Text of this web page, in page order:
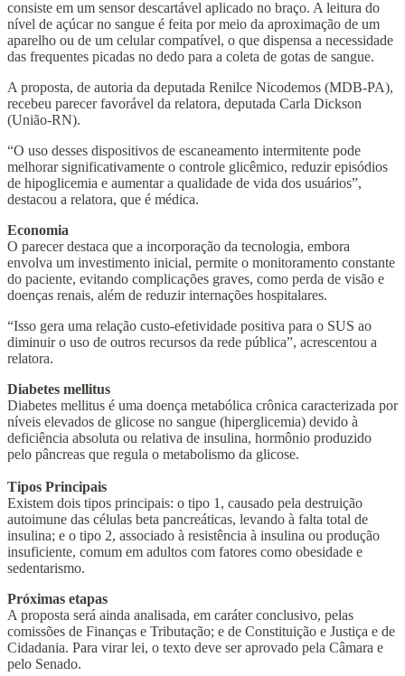
consiste em um sensor descartável aplicado no braço. A leitura do
nível de açúcar no sangue é feita por meio da aproximação de um
aparelho ou de um celular compatível, o que dispensa a necessidade
das frequentes picadas no dedo para a coleta de gotas de sangue.
A proposta, de autoria da deputada Renilce Nicodemos (MDB-PA),
recebeu parecer favorável da relatora, deputada Carla Dickson
(União-RN).
“O uso desses dispositivos de escaneamento intermitente pode
melhorar significativamente o controle glicêmico, reduzir episódios
de hipoglicemia e aumentar a qualidade de vida dos usuários”,
destacou a relatora, que é médica.
Economia
O parecer destaca que a incorporação da tecnologia, embora
envolva um investimento inicial, permite o monitoramento constante
do paciente, evitando complicações graves, como perda de visão e
doenças renais, além de reduzir internações hospitalares.
“Isso gera uma relação custo-efetividade positiva para o SUS ao
diminuir o uso de outros recursos da rede pública”, acrescentou a
relatora.
Diabetes mellitus
Diabetes mellitus é uma doença metabólica crônica caracterizada por
níveis elevados de glicose no sangue (hiperglicemia) devido à
deficiência absoluta ou relativa de insulina, hormônio produzido
pelo pâncreas que regula o metabolismo da glicose.
Tipos Principais
Existem dois tipos principais: o tipo 1, causado pela destruição
autoimune das células beta pancreáticas, levando à falta total de
insulina; e o tipo 2, associado à resistência à insulina ou produção
insuficiente, comum em adultos com fatores como obesidade e
sedentarismo.
Próximas etapas
A proposta será ainda analisada, em caráter conclusivo, pelas
comissões de Finanças e Tributação; e de Constituição e Justiça e de
Cidadania. Para virar lei, o texto deve ser aprovado pela Câmara e
pelo Senado.